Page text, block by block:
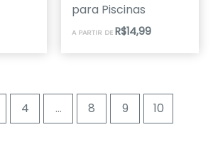
para Piscinas
A PARTIR DE R$14,99
4 … 8 9 10